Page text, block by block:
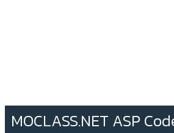
MOCLASS.NET ASP